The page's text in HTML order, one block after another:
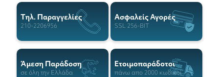
Tηλ. Παραγγελίες
210-2206956
Ασφαλείς Αγορές
SSL 256-BIT
Άμεση Παράδοση
σε όλη την Ελλάδα
Ετοιμοπαράδοτοι
πάνω απο 2000 κωδικοί